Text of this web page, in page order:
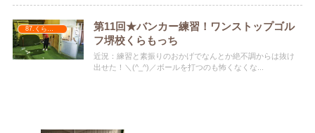
87.くらもっち
第11回★バンカー練習！ワンストップゴル
フ堺校くらもっち
近況：練習と素振りのおかげでなんとか絶不調からは抜け
出せた！＼(^_^)／ボールを打つのも怖くなくな...